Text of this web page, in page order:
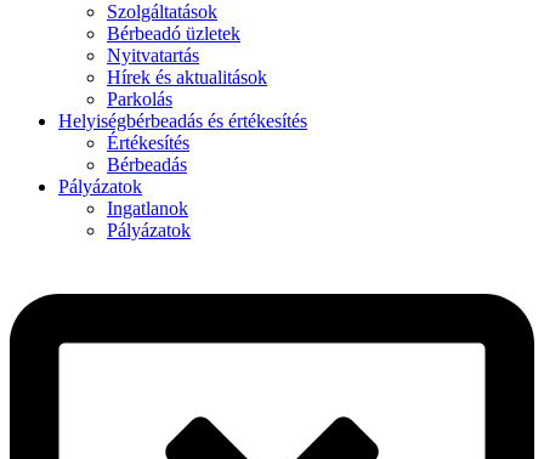
Szolgáltatások
Bérbeadó üzletek
Nyitvatartás
Hírek és aktualitások
Parkolás
Helyiségbérbeadás és értékesítés
Értékesítés
Bérbeadás
Pályázatok
Ingatlanok
Pályázatok